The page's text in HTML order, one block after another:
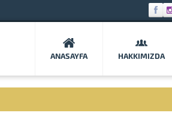
ANASAYFA HAKKIMIZDA